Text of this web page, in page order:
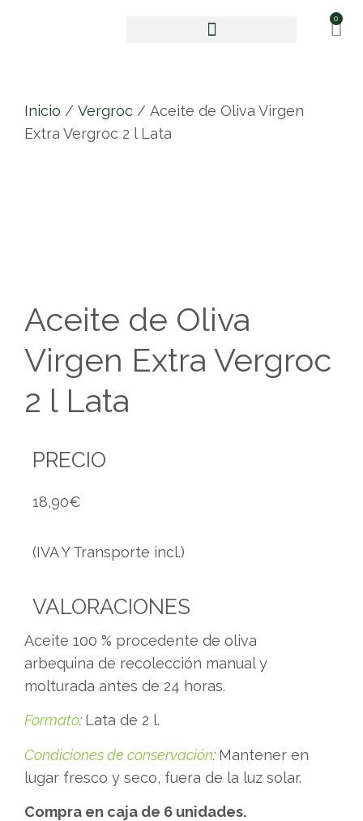
0
Inicio / Vergroc / Aceite de Oliva Virgen
Extra Vergroc 2 l Lata
Aceite de Oliva
Virgen Extra Vergroc
2 l Lata
PRECIO
18,90€
(IVA Y Transporte incl.)
VALORACIONES
Aceite 100 % procedente de oliva
arbequina de recolección manual y
molturada antes de 24 horas.
Formato: Lata de 2 l.
Condiciones de conservación: Mantener en
lugar fresco y seco, fuera de la luz solar.
Compra en caja de 6 unidades.